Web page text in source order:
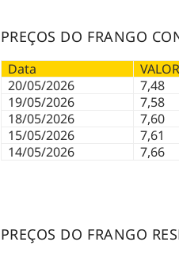
PREÇOS DO FRANGO
Data
20/05/2026
7,48
19/05/2026
7,58
18/05/2026
7,60
15/05/2026
7,61
14/05/2026
7,66
PREÇOS DO FRANGO